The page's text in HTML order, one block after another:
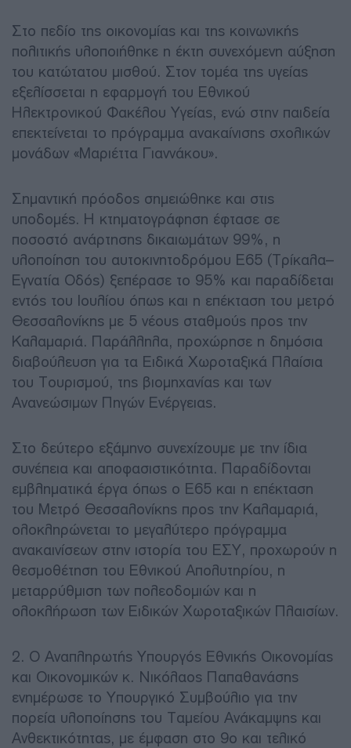
Στο πεδίο της οικονομίας και της κοινωνικής
πολιτικής υλοποιήθηκε η έκτη συνεχόμενη αύξηση
του κατώτατου μισθού. Στον τομέα της υγείας
εξελίσσεται η εφαρμογή του Εθνικού
Ηλεκτρονικού Φακέλου Υγείας, ενώ στην παιδεία
επεκτείνεται το πρόγραμμα ανακαίνισης σχολικών
μονάδων «Μαριέττα Γιαννάκου».
Σημαντική πρόοδος σημειώθηκε και στις
υποδομές. Η κτηματογράφηση έφτασε σε
ποσοστό ανάρτησης δικαιωμάτων 99%, η
υλοποίηση του αυτοκινητοδρόμου Ε65 (Τρίκαλα–
Εγνατία Οδός) ξεπέρασε το 95% και παραδίδεται
εντός του Ιουλίου όπως και η επέκταση του μετρό
Θεσσαλονίκης με 5 νέους σταθμούς προς την
Καλαμαριά. Παράλληλα, προχώρησε η δημόσια
διαβούλευση για τα Ειδικά Χωροταξικά Πλαίσια
του Τουρισμού, της βιομηχανίας και των
Ανανεώσιμων Πηγών Ενέργειας.
Στο δεύτερο εξάμηνο συνεχίζουμε με την ίδια
συνέπεια και αποφασιστικότητα. Παραδίδονται
εμβληματικά έργα όπως ο Ε65 και η επέκταση
του Μετρό Θεσσαλονίκης προς την Καλαμαριά,
ολοκληρώνεται το μεγαλύτερο πρόγραμμα
ανακαινίσεων στην ιστορία του ΕΣΥ, προχωρούν η
θεσμοθέτηση του Εθνικού Απολυτηρίου, η
μεταρρύθμιση των πολεοδομιών και η
ολοκλήρωση των Ειδικών Χωροταξικών Πλαισίων.
2. O Αναπληρωτής Υπουργός Εθνικής Οικονομίας
και Οικονομικών κ. Νικόλαος Παπαθανάσης
ενημέρωσε το Υπουργικό Συμβούλιο για την
πορεία υλοποίησης του Ταμείου Ανάκαμψης και
Ανθεκτικότητας, με έμφαση στο 9ο και τελικό